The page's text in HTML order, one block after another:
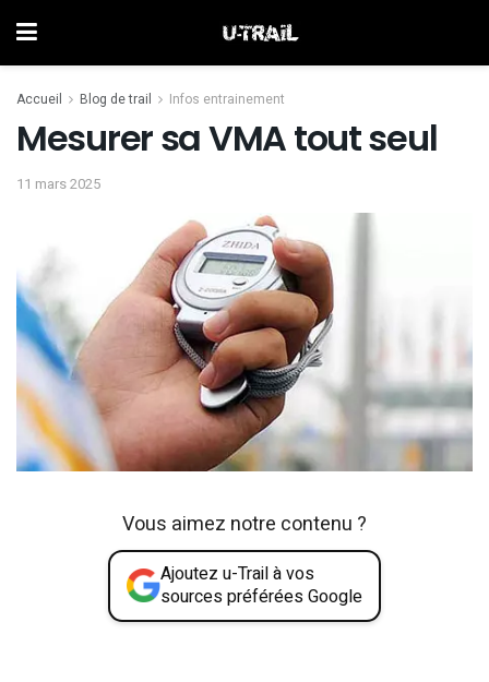
Accueil Blog de trail Infos entrainement
Mesurer sa VMA tout seul
11 mars 2025
Vous aimez notre contenu ?
Ajoutez u-Trail à vos
sources préférées Google